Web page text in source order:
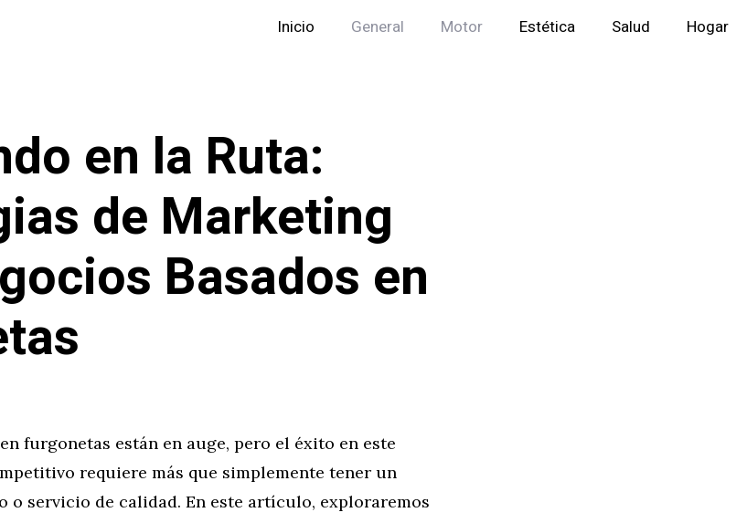
Inicio General Motor Estética Salud Hogar
en la Ruta:
de Marketing
Basados en
furgonetas están en auge, pero el éxito en este
requiere más que simplemente tener un
o servicio de calidad. En este artículo, exploraremos